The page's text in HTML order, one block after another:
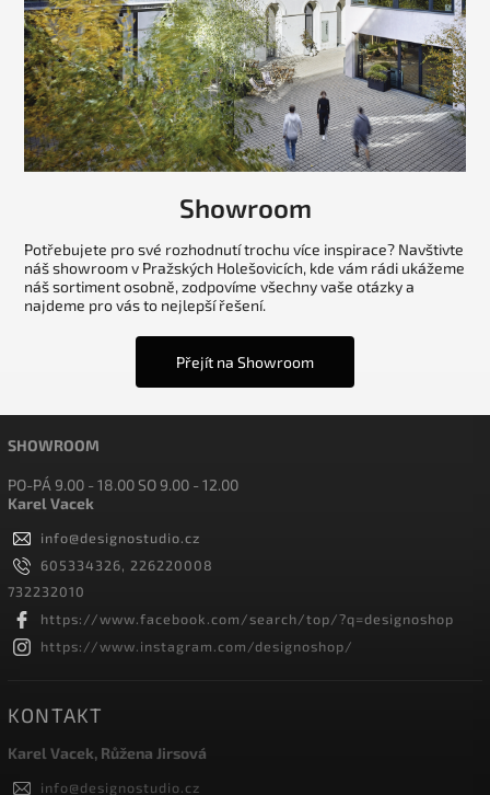
Showroom
Potřebujete pro své rozhodnutí trochu více inspirace? Navštivte
náš showroom v Pražských Holešovicích, kde vám rádi ukážeme
náš sortiment osobně, zodpovíme všechny vaše otázky a
najdeme pro vás to nejlepší řešení.
Přejít na Showroom
SHOWROOM
PO-PÁ 9.00 - 18.00 SO 9.00 - 12.00
Karel Vacek
info@designostudio.cz
605334326, 226220008
732232010
https://www.facebook.com/search/top/?q=designoshop
https://www.instagram.com/designoshop/
KONTAKT
Karel Vacek, Růžena Jirsová
info@designostudio.cz